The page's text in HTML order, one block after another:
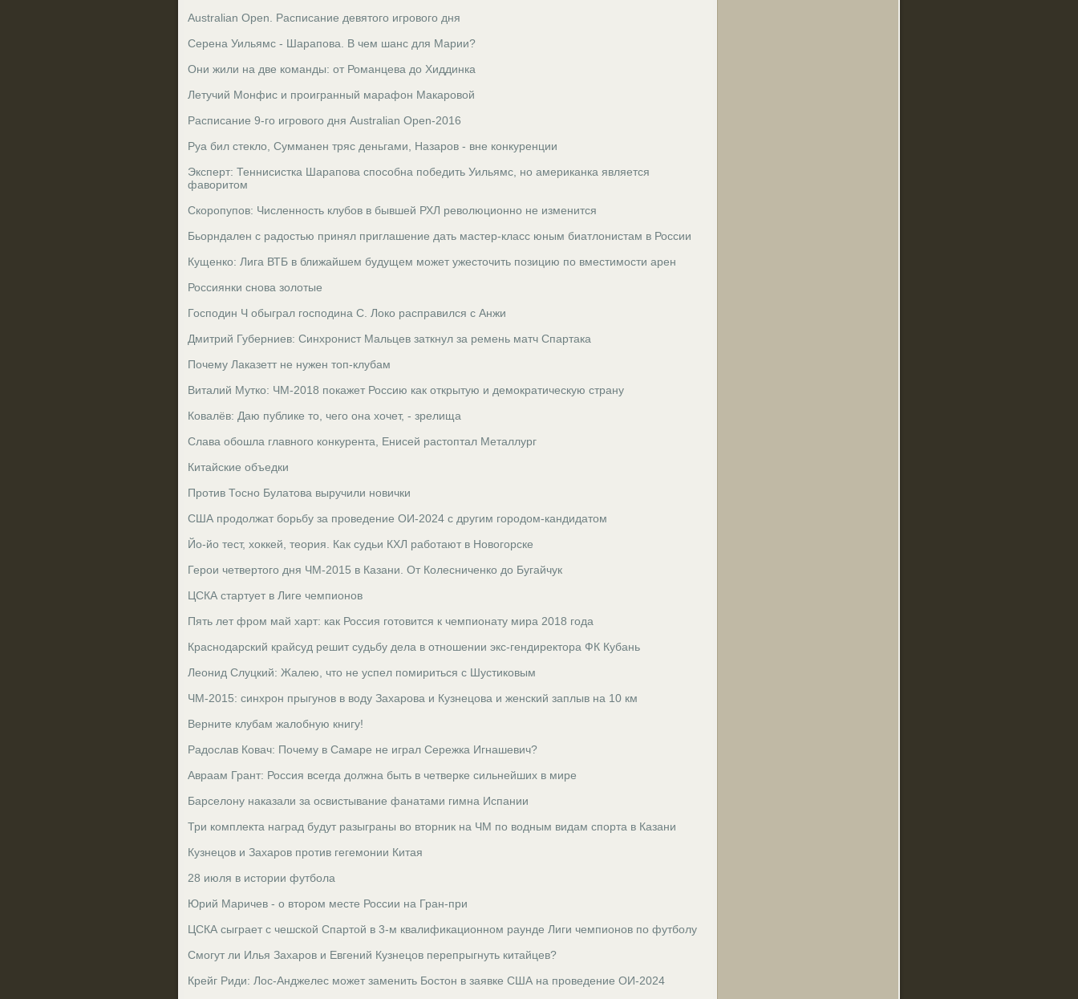
Australian Open. Расписание девятого игрового дня
Серена Уильямс - Шарапова. В чем шанс для Марии?
Они жили на две команды: от Романцева до Хиддинка
Летучий Монфис и проигранный марафон Макаровой
Расписание 9-го игрового дня Australian Open-2016
Руа бил стекло, Сумманен тряс деньгами, Назаров - вне конкуренции
Эксперт: Теннисистка Шарапова способна победить Уильямс, но американка является
фаворитом
Скоропупов: Численность клубов в бывшей РХЛ революционно не изменится
Бьорндален с радостью принял приглашение дать мастер-класс юным биатлонистам в России
Кущенко: Лига ВТБ в ближайшем будущем может ужесточить позицию по вместимости арен
Россиянки снова золотые
Господин Ч обыграл господина С. Локо расправился с Анжи
Дмитрий Губерниев: Синхронист Мальцев заткнул за ремень матч Спартака
Почему Лаказетт не нужен топ-клубам
Виталий Мутко: ЧМ-2018 покажет Россию как открытую и демократическую страну
Ковалёв: Даю публике то, чего она хочет, - зрелища
Слава обошла главного конкурента, Енисей растоптал Металлург
Китайские объедки
Против Тосно Булатова выручили новички
США продолжат борьбу за проведение ОИ-2024 с другим городом-кандидатом
Йо-йо тест, хоккей, теория. Как судьи КХЛ работают в Новогорске
Герои четвертого дня ЧМ-2015 в Казани. От Колесниченко до Бугайчук
ЦСКА стартует в Лиге чемпионов
Пять лет фром май харт: как Россия готовится к чемпионату мира 2018 года
Краснодарский крайсуд решит судьбу дела в отношении экс-гендиректора ФК Кубань
Леонид Слуцкий: Жалею, что не успел помириться с Шустиковым
ЧМ-2015: синхрон прыгунов в воду Захарова и Кузнецова и женский заплыв на 10 км
Верните клубам жалобную книгу!
Радослав Ковач: Почему в Самаре не играл Сережка Игнашевич?
Авраам Грант: Россия всегда должна быть в четверке сильнейших в мире
Барселону наказали за освистывание фанатами гимна Испании
Три комплекта наград будут разыграны во вторник на ЧМ по водным видам спорта в Казани
Кузнецов и Захаров против гегемонии Китая
28 июля в истории футбола
Юрий Маричев - о втором месте России на Гран-при
ЦСКА сыграет с чешской Спартой в 3-м квалификационном раунде Лиги чемпионов по футболу
Смогут ли Илья Захаров и Евгений Кузнецов перепрыгнуть китайцев?
Крейг Риди: Лос-Анджелес может заменить Бостон в заявке США на проведение ОИ-2024